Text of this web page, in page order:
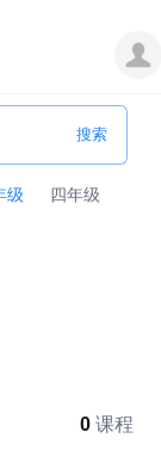
级
四年级
0 课程